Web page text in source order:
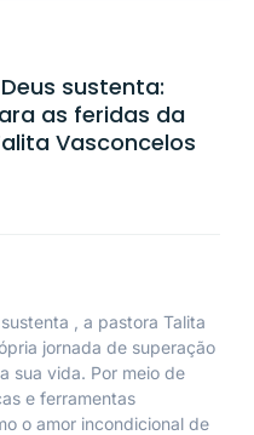
sustenta:
as feridas da
Vasconcelos
, a pastora Talita
jornada de superação
sua vida. Por meio de
e ferramentas
o amor incondicional de